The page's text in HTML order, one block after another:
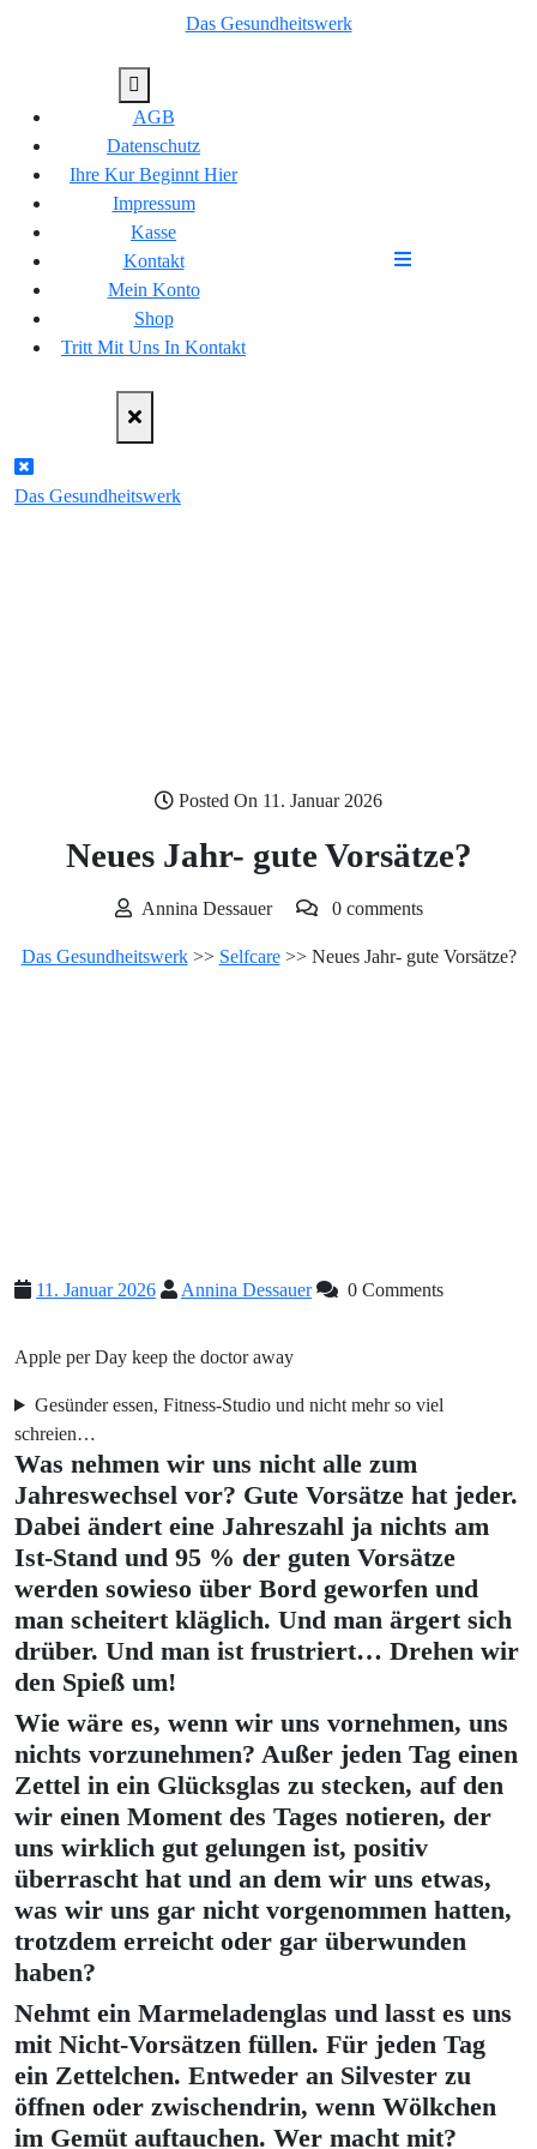
Das Gesundheitswerk
AGB
Datenschutz
Ihre Kur Beginnt Hier
Impressum
Kasse
Kontakt
Mein Konto
Shop
Tritt Mit Uns In Kontakt
Das Gesundheitswerk
Posted On 11. Januar 2026
Neues Jahr- gute Vorsätze?
Annina Dessauer 0 comments
Das Gesundheitswerk>> Selfcare>> Neues Jahr- gute Vorsätze?
11. Januar 202611.
2026
Annina DessauerAnnina0 Comments
Apple per Day keep the doctor away
Gesünder essen, Fitness-Studio und nicht mehr so viel
schreien…
Was nehmen wir uns nicht alle zum
Jahreswechsel vor? Gute Vorsätze hat jeder.
Dabei ändert eine Jahreszahl ja nichts am
Ist-Stand und 95 % der guten Vorsätze
werden sowieso über Bord geworfen und
man scheitert kläglich. Und man ärgert sich
drüber. Und man ist frustriert… Drehen wir
den Spieß um!
Wie wäre es, wenn wir uns vornehmen, uns
nichts vorzunehmen? Außer jeden Tag einen
Zettel in ein Glücksglas zu stecken, auf den
wir einen Moment des Tages notieren, der
uns wirklich gut gelungen ist, positiv
überrascht hat und an dem wir uns etwas,
was wir uns gar nicht vorgenommen hatten,
trotzdem erreicht oder gar überwunden
haben?
Nehmt ein Marmeladenglas und lasst es uns
mit Nicht-Vorsätzen füllen. Für jeden Tag
ein Zettelchen. Entweder an Silvester zu
öffnen oder zwischendrin, wenn Wölkchen
im Gemüt auftauchen. Wer macht mit?